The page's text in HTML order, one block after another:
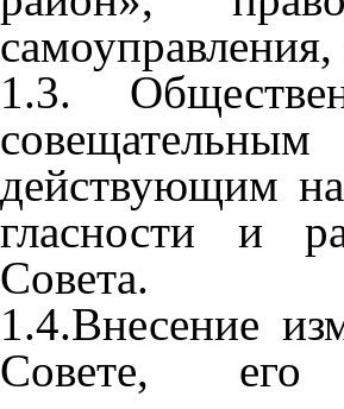
1.3.
действующим
гласности и
Совета.
1.4.Внесение
Совете, его